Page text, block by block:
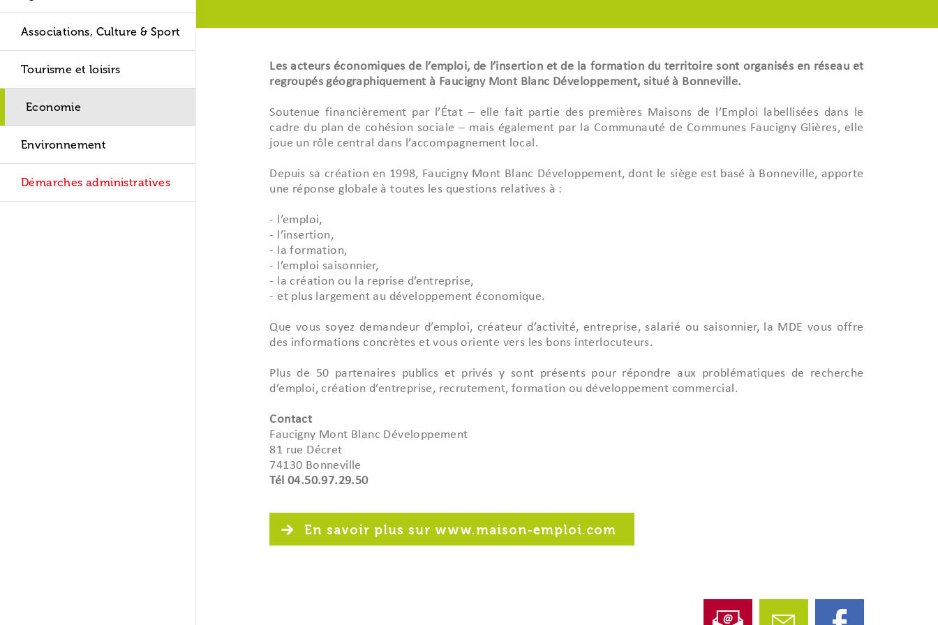
Finances et Budget
Les marchés publics
Enquêtes publiques
Transports
Point d'accès au droit
Associations, Culture & Sport
Tourisme et loisirs
Economie
Environnement
Travaux d'Amélioration
Les travaux
Les projets 2022
Les travaux 2021
Démarches administratives
Les acteurs économiques de l’emploi, de l’insertion et de la formation du territoire sont organisés en réseau et
regroupés géographiquement à Faucigny Mont Blanc Développement, situé à Bonneville.
Soutenue financièrement par l’État – elle fait partie des premières Maisons de l’Emploi labellisées dans le
cadre du plan de cohésion sociale – mais également par la Communauté de Communes Faucigny Glières, elle
joue un rôle central dans l’accompagnement local.
Depuis sa création en 1998, Faucigny Mont Blanc Développement, dont le siège est basé à Bonneville, apporte
une réponse globale à toutes les questions relatives à :
- l’emploi,
- l’insertion,
- la formation,
- l’emploi saisonnier,
- la création ou la reprise d’entreprise,
- et plus largement au développement économique.
Que vous soyez demandeur d’emploi, créateur d’activité, entreprise, salarié ou saisonnier, la MDE vous offre
des informations concrètes et vous oriente vers les bons interlocuteurs.
Plus de 50 partenaires publics et privés y sont présents pour répondre aux problématiques de recherche
d’emploi, création d’entreprise, recrutement, formation ou développement commercial.
Contact
Faucigny Mont Blanc Développement
81 rue Décret
74130 Bonneville
Tél 04.50.97.29.50
En savoir plus sur www.maison-emploi.com